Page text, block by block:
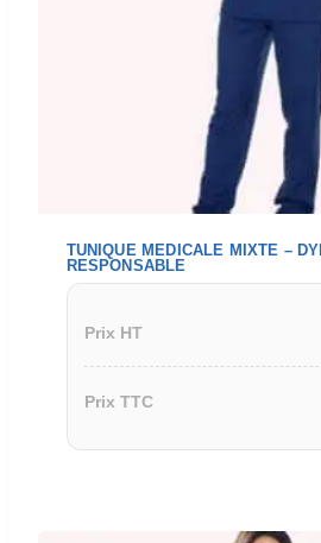
TUNIQUE MEDICALE MIXTE –
RESPONSABLE
Prix HT
Prix TTC